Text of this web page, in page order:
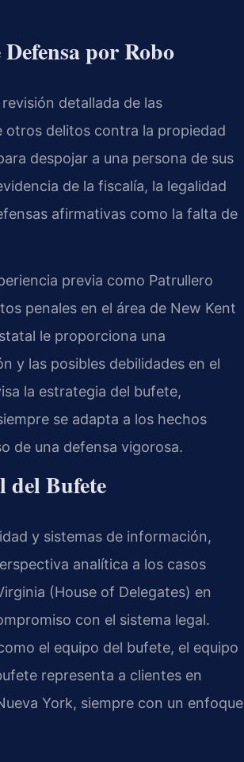
por Robo
detallada de las
otros delitos contra la propiedad
despojar a una persona de sus
de la fiscalía, la legalidad
afirmativas como la falta de
previa como Patrullero
penales en el área de New Kent
le proporciona una
y las posibles debilidades en el
la estrategia del bufete,
se adapta a los hechos
de una defensa vigorosa.
del Bufete
y sistemas de información,
analítica a los casos
(House of Delegates) en
con el sistema legal.
el equipo del bufete, el equipo
representa a clientes en
York, siempre con un enfoque